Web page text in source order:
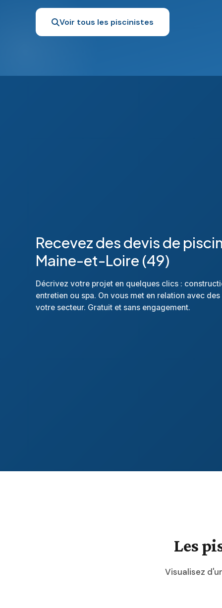
Voir tous les piscinistes
Recevez des devis de
Maine-et-Loire (49)
Décrivez votre projet en quelques clics :
entretien ou spa. On vous met en relation avec
votre secteur. Gratuit et sans engagement.
Les
Visualisez